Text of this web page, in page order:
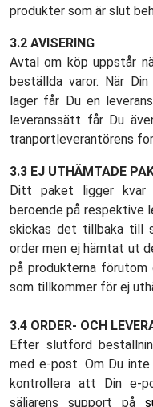
produkter som är slut
3.2 AVISERING
Avtal om köp uppstår
beställda varor. När
lager får Du en
leveranssätt får Du
tranportleverantörens
3.3 EJ UTHÄMTADE
Ditt paket ligger kvar
beroende på respektive
skickas det tillbaka till
order men ej hämtat ut
på produkterna förutom
som tillkommer för ej
3.4 ORDER- OCH
Efter slutförd
med e-post. Om Du
kontrollera att Din e-
säljarens support på